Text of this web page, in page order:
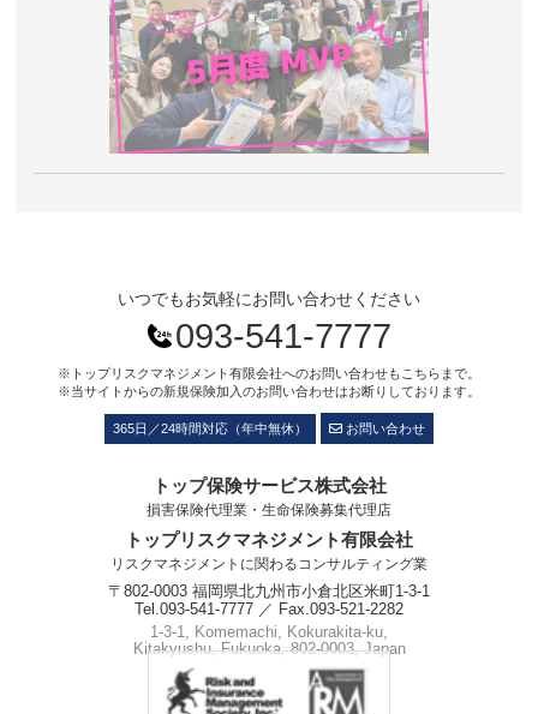
いつでもお気軽にお問い合わせください
093-541-7777
※トップリスクマネジメント有限会社へのお問い合わせもこちらまで。
※当サイトからの新規保険加入のお問い合わせはお断りしております。
365日／24時間対応（年中無休） お問い合わせ
トップ保険サービス株式会社
損害保険代理業・生命保険募集代理店
トップリスクマネジメント有限会社
リスクマネジメントに関わるコンサルティング業
〒802-0003 福岡県北九州市小倉北区米町1-3-1
Tel.093-541-7777 ／ Fax.093-521-2282
1-3-1, Komemachi, Kokurakita-ku,
Kitakyushu, Fukuoka, 802-0003, Japan
Phone.+81-93-541-7777